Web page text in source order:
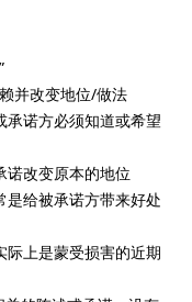
并改变地位/做法
承诺方必须知道或希望
诺改变原本的地位
是给被承诺方带来好处
际上是蒙受损害的近期